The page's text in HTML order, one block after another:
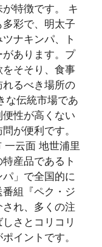
特徴です。 キ
彩で、明太子
ナキンパ、ト
あります。プ
そそり、食事
れるべき場所の
な伝統市場であ
性が高くない
が便利です。
一云面 地世浦里
産品であるト
」で全国的に
組『ペク・ジ
れ、多くの注
さとコリコリ
イントです。